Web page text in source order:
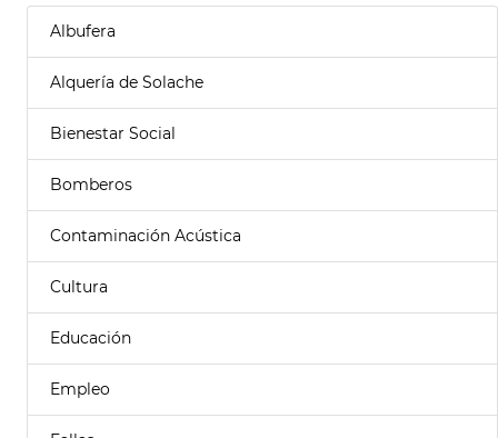
Albufera
Alquería de Solache
Bienestar Social
Bomberos
Contaminación Acústica
Cultura
Educación
Empleo